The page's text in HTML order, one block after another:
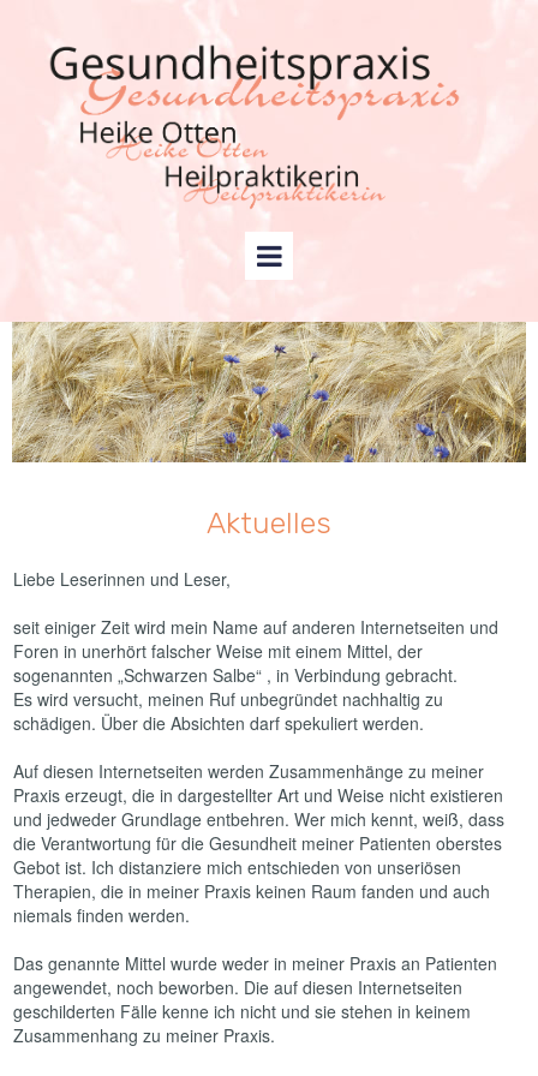
Aktuelles
Liebe Leserinnen und Leser,
seit einiger Zeit wird mein Name auf anderen Internetseiten und
Foren in unerhört falscher Weise mit einem Mittel, der
sogenannten „Schwarzen Salbe“ , in Verbindung gebracht.
Es wird versucht, meinen Ruf unbegründet nachhaltig zu
schädigen. Über die Absichten darf spekuliert werden.
Auf diesen Internetseiten werden Zusammenhänge zu meiner
Praxis erzeugt, die in dargestellter Art und Weise nicht existieren
und jedweder Grundlage entbehren. Wer mich kennt, weiß, dass
die Verantwortung für die Gesundheit meiner Patienten oberstes
Gebot ist. Ich distanziere mich entschieden von unseriösen
Therapien, die in meiner Praxis keinen Raum fanden und auch
niemals finden werden.
Das genannte Mittel wurde weder in meiner Praxis an Patienten
angewendet, noch beworben. Die auf diesen Internetseiten
geschilderten Fälle kenne ich nicht und sie stehen in keinem
Zusammenhang zu meiner Praxis.